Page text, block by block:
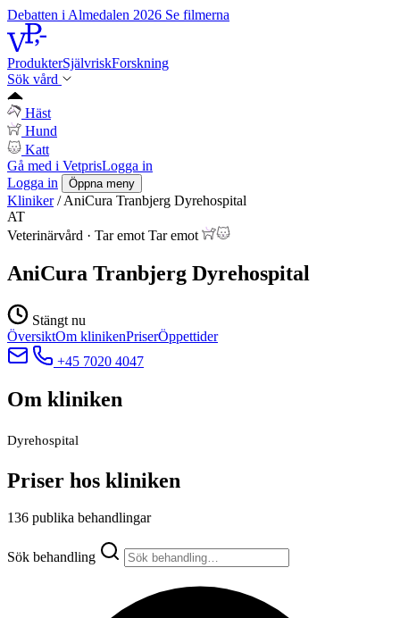
Debatten i Almedalen 2026 Se filmerna
ProdukterSjälvriskForskning
Sök vård
Häst
Hund
Katt
Gå med i VetprisLogga in
Logga in
Öppna meny
Kliniker / AniCura Tranbjerg Dyrehospital
AT
Veterinärvård · Tar emot Tar emot
AniCura Tranbjerg Dyrehospital
Stängt nu
ÖversiktOm klinikenPriserÖppettider
+45 7020 4047
Om kliniken
Dyrehospital
Priser hos kliniken
136 publika behandlingar
Sök behandling